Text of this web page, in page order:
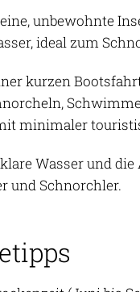
unbewohnte
ideal zum
kurzen
minimaler
Wasser und
und Schnorchler.